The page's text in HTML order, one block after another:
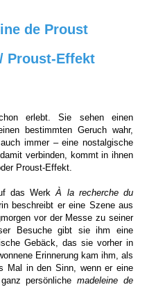
de Proust
Proust-Effekt
erlebt. Sie sehen einen
bestimmten Geruch wahr,
immer – eine nostalgische
verbinden, kommt in ihnen
Proust-Effekt.
das WerkÀ la recherche du
beschreibt er eine Szene aus
vor der Messe zu seiner
Besuche gibt sie ihm eine
Gebäck, das sie vorher in
Erinnerung kam ihm, als
Mal in den Sinn, wenn er eine
persönlichemadeleine de